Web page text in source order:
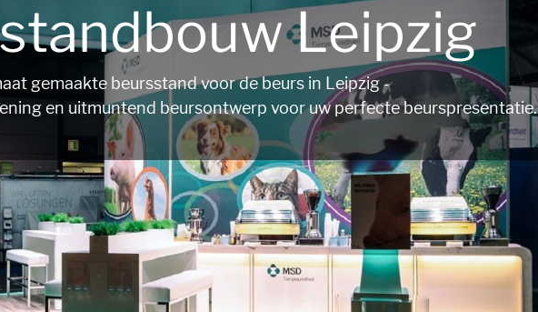
Leipzig
gemaakte beursstand voor de beurs in Leipzig -
en uitmuntend beursontwerp voor uw perfecte beurspresentatie.